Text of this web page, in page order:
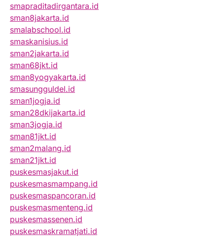
smapraditadirgantara.id
sman8jakarta.id
smalabschool.id
smaskanisius.id
sman2jakarta.id
sman68jkt.id
sman8yogyakarta.id
smasungguldel.id
sman1jogja.id
sman28dkijakarta.id
sman3jogja.id
sman81jkt.id
sman2malang.id
sman21jkt.id
puskesmasjakut.id
puskesmasmampang.id
puskesmaspancoran.id
puskesmasmenteng.id
puskesmassenen.id
puskesmaskramatjati.id